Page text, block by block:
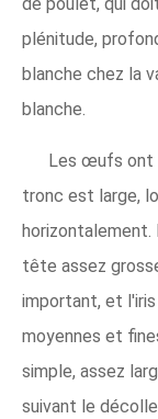
plénitude,
blanche chez la
blanche.
Les œufs ont
tronc est large,
tête assez
important, et
moyennes et
simple, assez
suivant le